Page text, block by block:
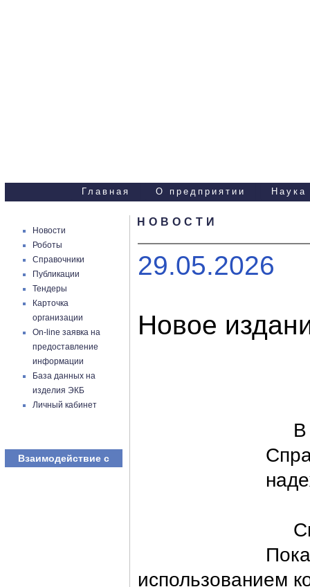
Главная О предприятии Наука
Новости
Роботы
Справочники
Публикации
Тендеры
Карточка
организации
On-line заявка на
предоставление
информации
База данных на
изделия ЭКБ
Личный кабинет
Взаимодействие с
НОВОСТИ
29.05.2026
Новое
В
использованием